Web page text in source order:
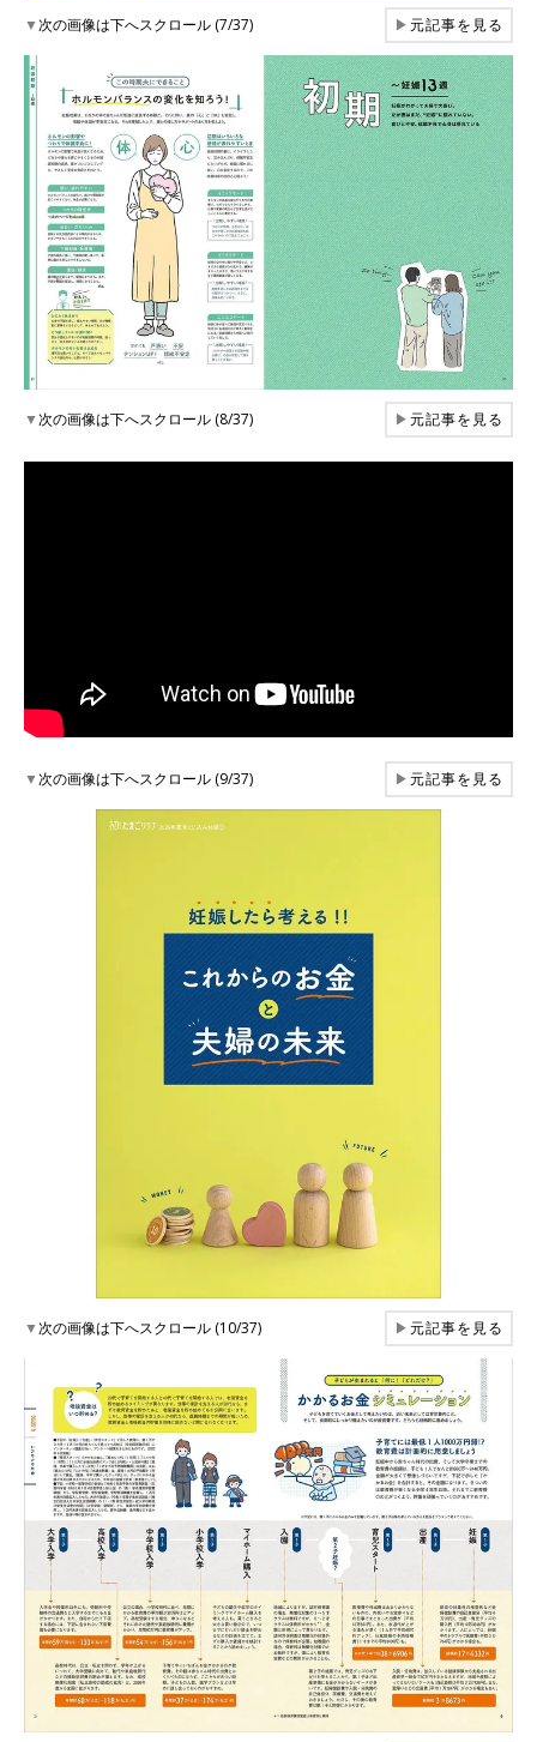
▼次の画像は下へスクロール (7/37) ▶元記事を見る
▼次の画像は下へスクロール (8/37) ▶元記事を見る
▼次の画像は下へスクロール (9/37) ▶元記事を見る
▼次の画像は下へスクロール (10/37) ▶元記事を見る